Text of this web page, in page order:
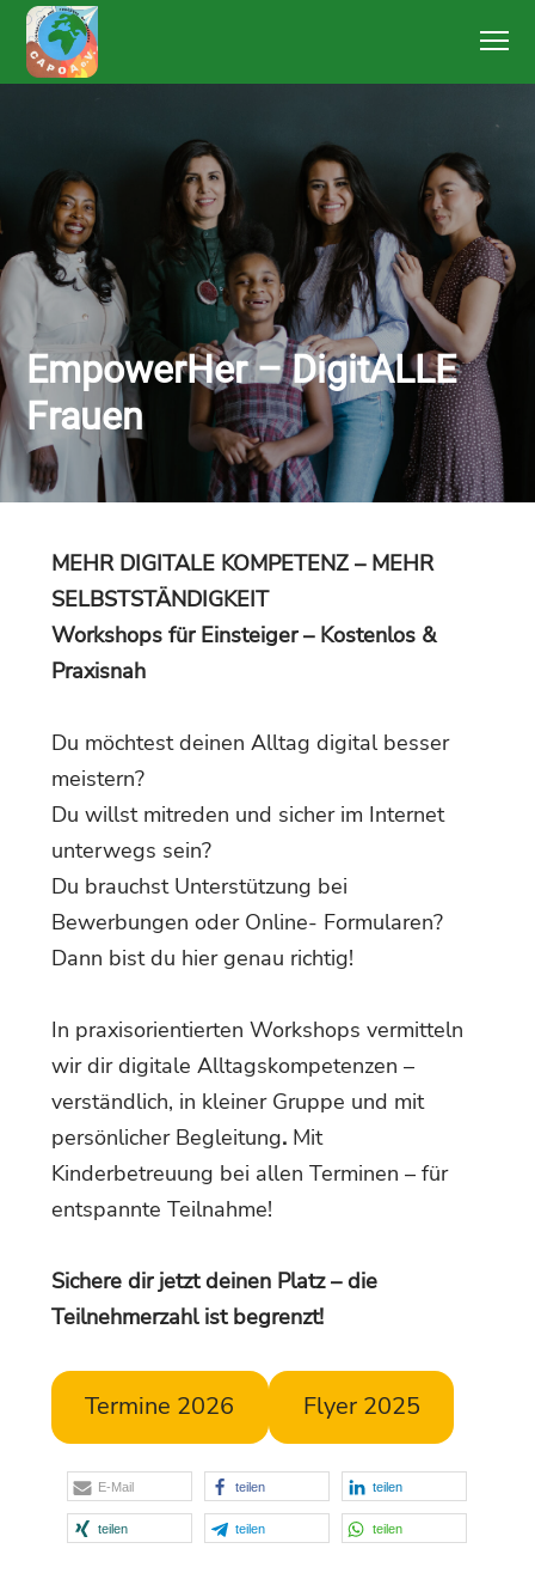
EmpowerHer – DigitALLE
Frauen
MEHR DIGITALE KOMPETENZ – MEHR
SELBSTSTÄNDIGKEIT
Workshops für Einsteiger – Kostenlos &
Praxisnah
Du möchtest deinen Alltag digital besser
meistern?
Du willst mitreden und sicher im Internet
unterwegs sein?
Du brauchst Unterstützung bei
Bewerbungen oder Online- Formularen?
Dann bist du hier genau richtig!
In praxisorientierten Workshops vermitteln
wir dir digitale Alltagskompetenzen –
verständlich, in kleiner Gruppe und mit
persönlicher Begleitung.Mit
Kinderbetreuung bei allen Terminen – für
entspannte Teilnahme!
Sichere dir jetzt deinen Platz – die
Teilnehmerzahl ist begrenzt!
Termine 2026 Flyer 2025
E-Mail teilen teilen
teilen teilen teilen